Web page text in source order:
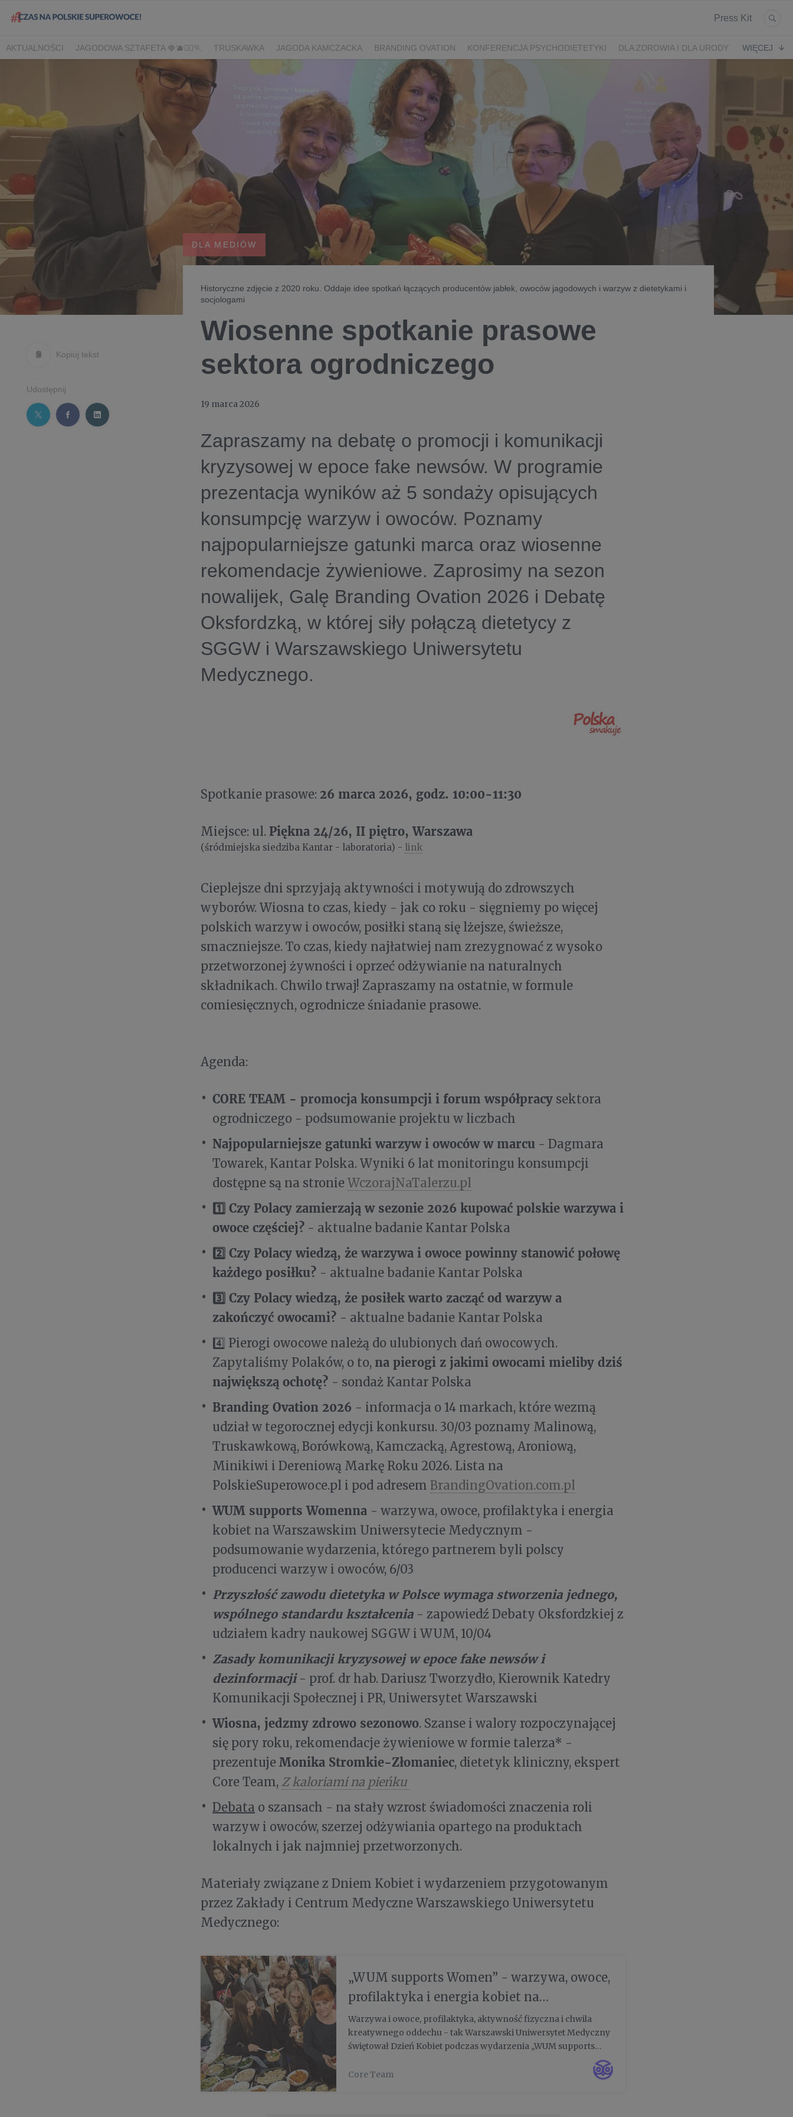
Press Kit
AKTUALNOŚCI JAGODOWA SZTAFETA 🍓🫐🏃‍♀️🏃 TRUSKAWKA JAGODA KAMCZACKA BRANDING OVATION KONFERENCJA PSYCHODIETETYKI
DLA ZDROWIA I DLA URODY
DLA PLANTATORÓW MINIKIWI ROKITNIK
CORE TEAM BERRY INNOVATION PRZEPISY PIWO RZEMIEŚLNICZE
OWOCOWE LATO W KONESERZE
JAGODOWE MISTRZOSTWA ŚWIATA DZIEŃ POLSKIEJ BORÓWKI WYBORY 2025 WYBORY 2024
WYBORY 2023
WYBORY 2021 WYBORY 2020
WIĘCEJ
Kopiuj tekst
Udostępnij
DLA MEDIÓW
Historyczne zdjęcie z 2020 roku. Oddaje idee spotkań łączących producentów jabłek, owoców jagodowych i warzyw z dietetykami i
socjologami
Wiosenne spotkanie prasowe
sektora ogrodniczego
19 marca 2026
Zapraszamy na debatę o promocji i komunikacji
kryzysowej w epoce fake newsów. W programie
prezentacja wyników aż 5 sondaży opisujących
konsumpcję warzyw i owoców. Poznamy
najpopularniejsze gatunki marca oraz wiosenne
rekomendacje żywieniowe. Zaprosimy na sezon
nowalijek, Galę Branding Ovation 2026 i Debatę
Oksfordzką, w której siły połączą dietetycy z
SGGW i Warszawskiego Uniwersytetu
Medycznego.
Spotkanie prasowe: 26 marca 2026, godz. 10:00-11:30
Miejsce: ul. Piękna 24/26, II piętro, Warszawa
(śródmiejska siedziba Kantar - laboratoria) - link
Cieplejsze dni sprzyjają aktywności i motywują do zdrowszych
wyborów. Wiosna to czas, kiedy - jak co roku - sięgniemy po więcej
polskich warzyw i owoców, posiłki staną się lżejsze, świeższe,
smaczniejsze. To czas, kiedy najłatwiej nam zrezygnować z wysoko
przetworzonej żywności i oprzeć odżywianie na naturalnych
składnikach. Chwilo trwaj! Zapraszamy na ostatnie, w formule
comiesięcznych, ogrodnicze śniadanie prasowe.
Agenda:
CORE TEAM - promocja konsumpcji i forum współpracy sektora
ogrodniczego - podsumowanie projektu w liczbach
Najpopularniejsze gatunki warzyw i owoców w marcu - Dagmara
Towarek, Kantar Polska. Wyniki 6 lat monitoringu konsumpcji
dostępne są na stronie WczorajNaTalerzu.pl
1️⃣ Czy Polacy zamierzają w sezonie 2026 kupować polskie warzywa i
owoce częściej? - aktualne badanie Kantar Polska
2️⃣ Czy Polacy wiedzą, że warzywa i owoce powinny stanowić połowę
każdego posiłku? - aktualne badanie Kantar Polska
3️⃣ Czy Polacy wiedzą, że posiłek warto zacząć od warzyw a
zakończyć owocami? - aktualne badanie Kantar Polska
4️⃣ Pierogi owocowe należą do ulubionych dań owocowych.
Zapytaliśmy Polaków, o to, na pierogi z jakimi owocami mieliby dziś
największą ochotę? - sondaż Kantar Polska
Branding Ovation 2026 - informacja o 14 markach, które wezmą
udział w tegorocznej edycji konkursu. 30/03 poznamy Malinową,
Truskawkową, Borówkową, Kamczacką, Agrestową, Aroniową,
Minikiwi i Dereniową Markę Roku 2026. Lista na
PolskieSuperowoce.pl i pod adresem BrandingOvation.com.pl
WUM supports Womenna - warzywa, owoce, profilaktyka i energia
kobiet na Warszawskim Uniwersytecie Medycznym -
podsumowanie wydarzenia, którego partnerem byli polscy
producenci warzyw i owoców, 6/03
Przyszłość zawodu dietetyka w Polsce wymaga stworzenia jednego,
wspólnego standardu kształcenia - zapowiedź Debaty Oksfordzkiej z
udziałem kadry naukowej SGGW i WUM, 10/04
Zasady komunikacji kryzysowej w epoce fake newsów i
dezinformacji - prof. dr hab. Dariusz Tworzydło, Kierownik Katedry
Komunikacji Społecznej i PR, Uniwersytet Warszawski
Wiosna, jedzmy zdrowo sezonowo. Szanse i walory rozpoczynającej
się pory roku, rekomendacje żywieniowe w formie talerza* -
prezentuje Monika Stromkie-Złomaniec, dietetyk kliniczny, ekspert
Core Team, Z kaloriami na pieńku
Debata o szansach - na stały wzrost świadomości znaczenia roli
warzyw i owoców, szerzej odżywiania opartego na produktach
lokalnych i jak najmniej przetworzonych.
Materiały związane z Dniem Kobiet i wydarzeniem przygotowanym
przez Zakłady i Centrum Medyczne Warszawskiego Uniwersytetu
Medycznego:
„WUM supports Women” - warzywa, owoce,
profilaktyka i energia kobiet na
Warszawskim Uniwersytecie Medycznym
Warzywa i owoce, profilaktyka, aktywność fizyczna i chwila
kreatywnego oddechu - tak Warszawski Uniwersytet Medyczny
świętował Dzień Kobiet podczas wydarzenia „WUM supports
strefy zdrowia, w których można było ...
Core Team